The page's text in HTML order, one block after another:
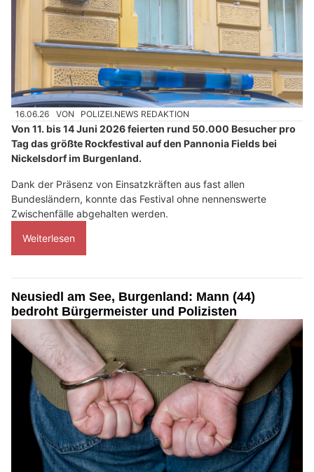
16.06.26 VON POLIZEI.NEWS REDAKTION
Von 11. bis 14 Juni 2026 feierten rund 50.000 Besucher pro
Tag das größte Rockfestival auf den Pannonia Fields bei
Nickelsdorf im Burgenland.
Dank der Präsenz von Einsatzkräften aus fast allen
Bundesländern, konnte das Festival ohne nennenswerte
Zwischenfälle abgehalten werden.
Weiterlesen
Neusiedl am See, Burgenland: Mann (44)
bedroht Bürgermeister und Polizisten